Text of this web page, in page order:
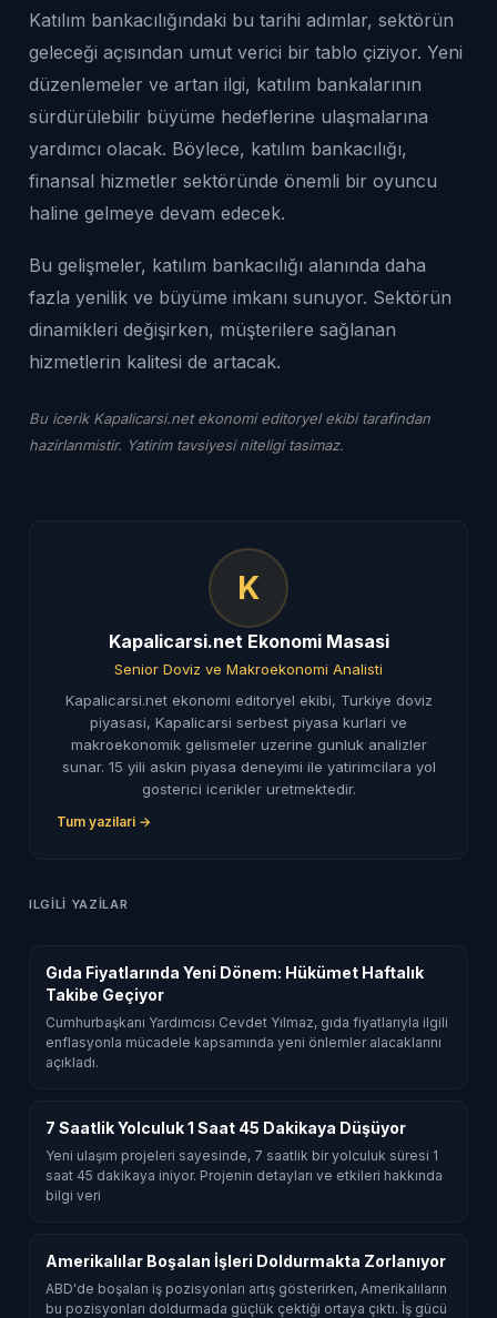
Katılım bankacılığındaki bu tarihi adımlar, sektörün
geleceği açısından umut verici bir tablo çiziyor. Yeni
düzenlemeler ve artan ilgi, katılım bankalarının
sürdürülebilir büyüme hedeflerine ulaşmalarına
yardımcı olacak. Böylece, katılım bankacılığı,
finansal hizmetler sektöründe önemli bir oyuncu
haline gelmeye devam edecek.
Bu gelişmeler, katılım bankacılığı alanında daha
fazla yenilik ve büyüme imkanı sunuyor. Sektörün
dinamikleri değişirken, müşterilere sağlanan
hizmetlerin kalitesi de artacak.
Bu icerik Kapalicarsi.net ekonomi editoryel ekibi tarafindan
hazirlanmistir. Yatirim tavsiyesi niteligi tasimaz.
K
Kapalicarsi.net Ekonomi Masasi
Senior Doviz ve Makroekonomi Analisti
Kapalicarsi.net ekonomi editoryel ekibi, Turkiye doviz
piyasasi, Kapalicarsi serbest piyasa kurlari ve
makroekonomik gelismeler uzerine gunluk analizler
sunar. 15 yili askin piyasa deneyimi ile yatirimcilara yol
gosterici icerikler uretmektedir.
Tum yazilari →
ILGILI YAZILAR
Gıda Fiyatlarında Yeni Dönem: Hükümet Haftalık
Takibe Geçiyor
Cumhurbaşkanı Yardımcısı Cevdet Yılmaz, gıda fiyatlarıyla ilgili
enflasyonla mücadele kapsamında yeni önlemler alacaklarını
açıkladı.
7 Saatlik Yolculuk 1 Saat 45 Dakikaya Düşüyor
Yeni ulaşım projeleri sayesinde, 7 saatlik bir yolculuk süresi 1
saat 45 dakikaya iniyor. Projenin detayları ve etkileri hakkında
bilgi veri
Amerikalılar Boşalan İşleri Doldurmakta Zorlanıyor
ABD'de boşalan iş pozisyonları artış gösterirken, Amerikalıların
bu pozisyonları doldurmada güçlük çektiği ortaya çıktı. İş gücü